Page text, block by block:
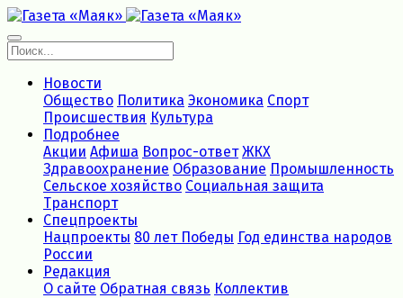
Новости
Общество Политика Экономика Спорт
Происшествия Культура
Подробнее
Акции Афиша Вопрос-ответ ЖКХ
Здравоохранение Образование Промышленность
Сельское хозяйство Социальная защита
Транспорт
Спецпроекты
Нацпроекты 80 лет Победы Год единства народов
России
Редакция
О сайте Обратная связь Коллектив